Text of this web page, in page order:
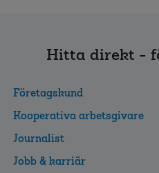
Hitta direkt -
Företagskund
Kooperativa arbetsgivare
Journalist
Jobb & karriär